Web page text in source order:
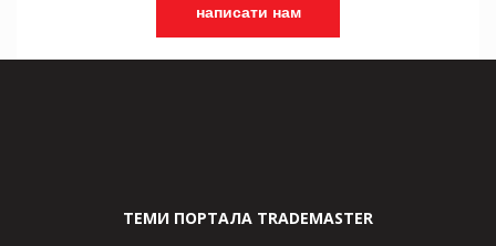
написати нам
ТЕМИ ПОРТАЛА TRADEMASTER